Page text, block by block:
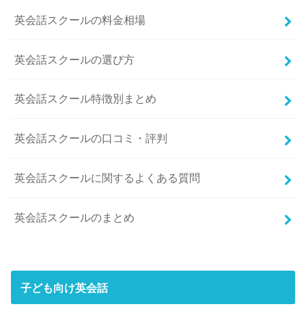
英会話スクールの料金相場
英会話スクールの選び方
英会話スクール特徴別まとめ
英会話スクールの口コミ・評判
英会話スクールに関するよくある質問
英会話スクールのまとめ
子ども向け英会話